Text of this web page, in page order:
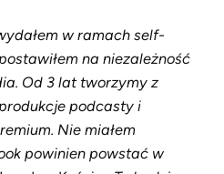
w ramach self-
na niezależność
Od 3 lat tworzymy z
podcasty i
Nie miałem
powinien powstać w